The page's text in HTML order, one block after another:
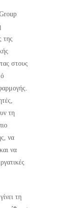
της
στους
τη
να
να
τη